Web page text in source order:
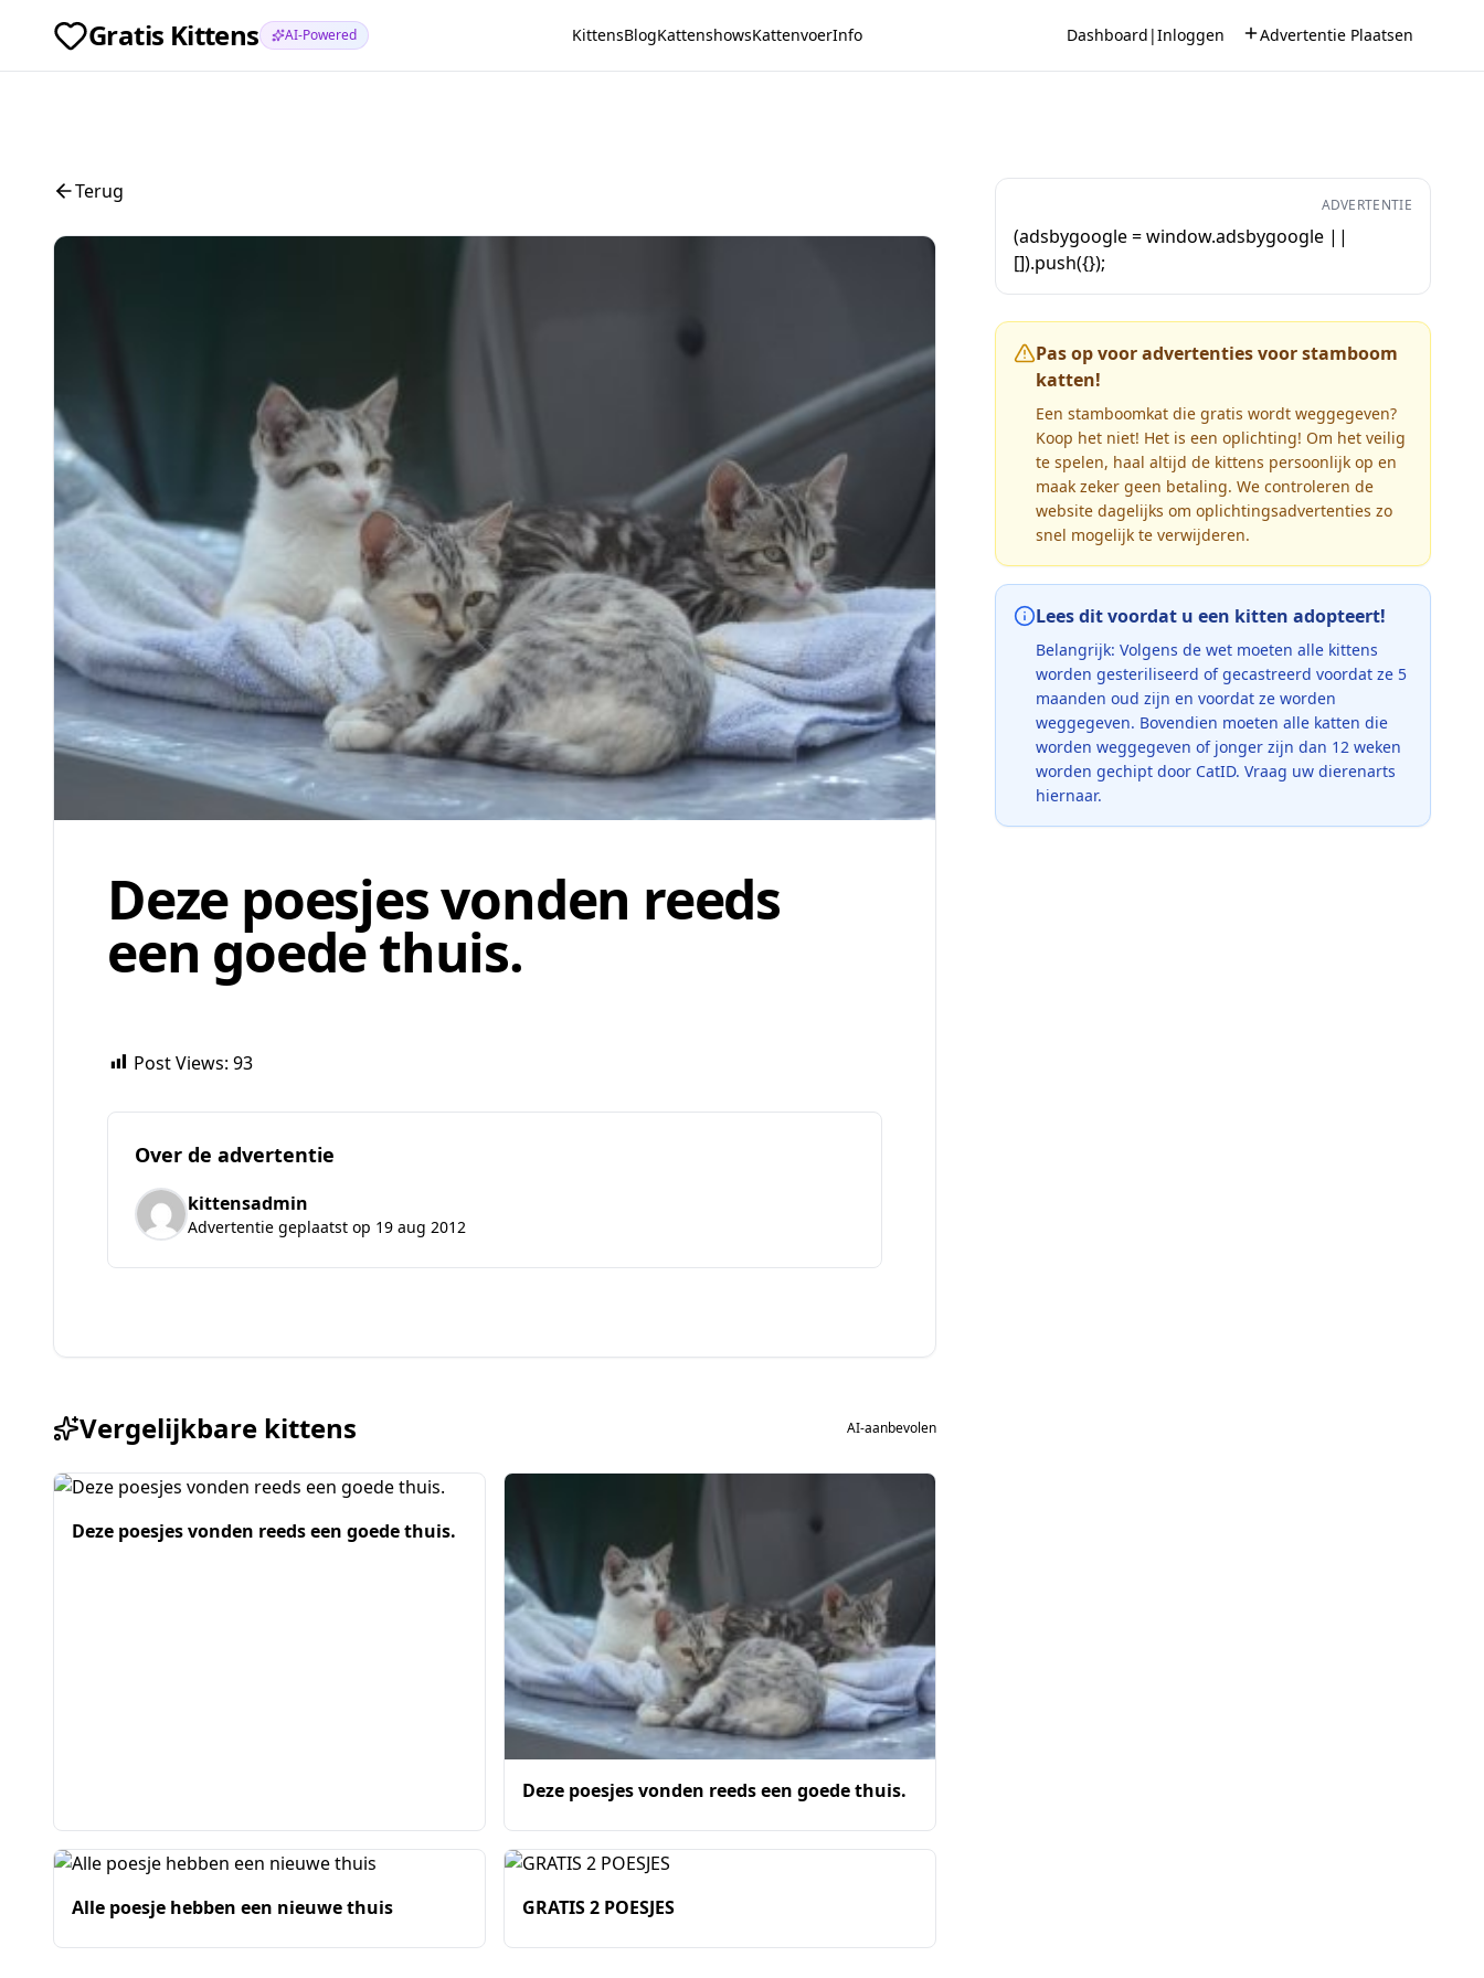
Gratis Kittens AI-Powered KittensBlogKattenshowsKattenvoerInfo Dashboard |Inloggen Advertentie Plaatsen
Terug
Deze poesjes vonden reeds
een goede thuis.
Post Views: 93
Over de advertentie
kittensadmin
Advertentie geplaatst op 19 aug 2012
Vergelijkbare kittens AI-aanbevolen
Deze poesjes vonden reeds een goede thuis.
Deze poesjes vonden reeds een goede thuis.
Alle poesje hebben een nieuwe thuis GRATIS 2 POESJES
ADVERTENTIE
(adsbygoogle = window.adsbygoogle ||
[]).push({});
Pas op voor advertenties voor stamboom
katten!
Een stamboomkat die gratis wordt weggegeven?
Koop het niet! Het is een oplichting! Om het veilig
te spelen, haal altijd de kittens persoonlijk op en
maak zeker geen betaling. We controleren de
website dagelijks om oplichtingsadvertenties zo
snel mogelijk te verwijderen.
Lees dit voordat u een kitten adopteert!
Belangrijk: Volgens de wet moeten alle kittens
worden gesteriliseerd of gecastreerd voordat ze 5
maanden oud zijn en voordat ze worden
weggegeven. Bovendien moeten alle katten die
worden weggegeven of jonger zijn dan 12 weken
worden gechipt door CatID. Vraag uw dierenarts
hiernaar.